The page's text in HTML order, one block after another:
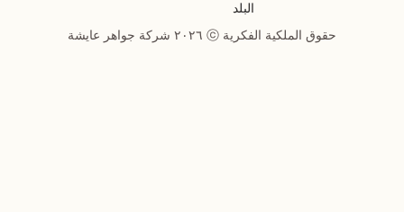
البلد
حقوق الملكية الفكرية ⓒ ٢٠٢٦ شركة جواهر عايشة